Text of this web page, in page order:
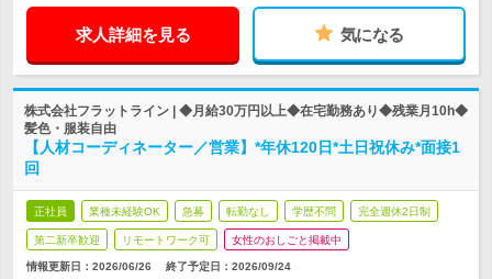
求人詳細を見る 気になる
株式会社フラットライン | ◆月給30万円以上◆在宅勤務あり◆残業月10h◆
髪色・服装自由
【人材コーディネーター／営業】*年休120日*土日祝休み*面接1
回
正社員 業種未経験OK 急募 転勤なし 学歴不問 完全週休2日制
第二新卒歓迎 リモートワーク可 女性のおしごと掲載中
情報更新日：2026/06/26 終了予定日： 2026/09/24